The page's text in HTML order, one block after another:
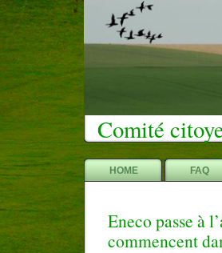
Comité
HOME FAQ
Eneco passe à
commencent